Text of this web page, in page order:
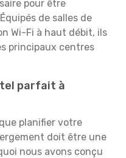
pour être
de salles de
Wi-Fi à haut débit, ils
principaux centres
parfait à
planifier votre
doit être une
nous avons conçu